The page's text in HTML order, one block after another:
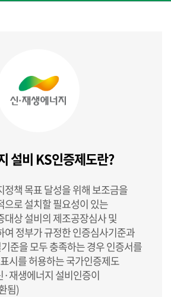
설비 KS인증제도란?
정책 목표 달성을 위해 보조금을
으로 설치할 필요성이 있는
대상 설비의 제조공장심사 및
여 정부가 규정한 인증심사기준과
준을 모두 충족하는 경우 인증서를
시를 허용하는 국가인증제도
·재생에너지 설비인증이
됨)